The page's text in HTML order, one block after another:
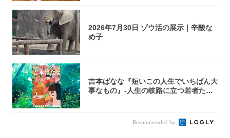
2026年7月30日 ゾウ活の展示｜辛酸な
め子
吉本ばなな『短いこの人生でいちばん大
事なもの』-人生の岐路に立つ若者たち
Recommended by